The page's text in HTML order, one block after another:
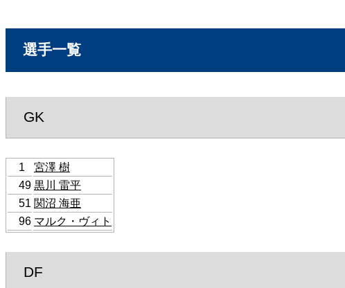
選手一覧
GK
1
宮澤 樹
49 黒川 雷平
51 関沼 海亜
96 マルク・ヴィト
DF